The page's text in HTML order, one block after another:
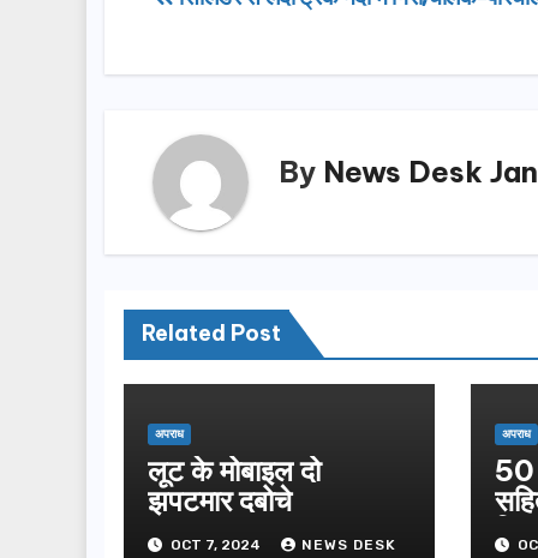
o
k
o
By News Desk
Related Post
अपराध
लूट के मोबाइल दो
झपटमार दबोचे
OCT 7, 2024 NEWS DESK
अपराध
50